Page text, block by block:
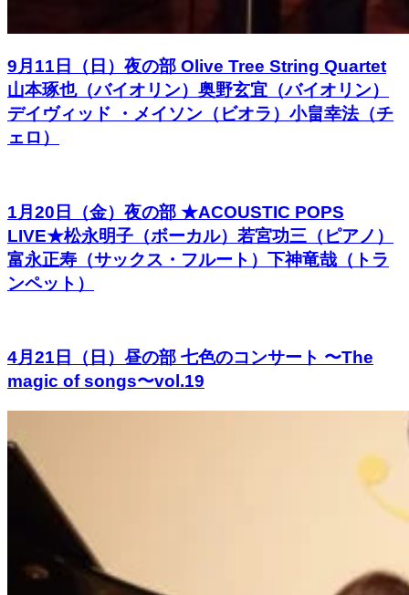
9月11日（日）夜の部 Olive Tree String Quartet
山本琢也（バイオリン）奥野玄宜（バイオリン）
デイヴィッド ・メイソン（ビオラ）小畠幸法（チ
ェロ）
1月20日（金）夜の部 ★ACOUSTIC POPS
LIVE★松永明子（ボーカル）若宮功三（ピアノ）
富永正寿（サックス・フルート）下神竜哉（トラ
ンペット）
4月21日（日）昼の部 七色のコンサート 〜The
magic of songs〜vol.19